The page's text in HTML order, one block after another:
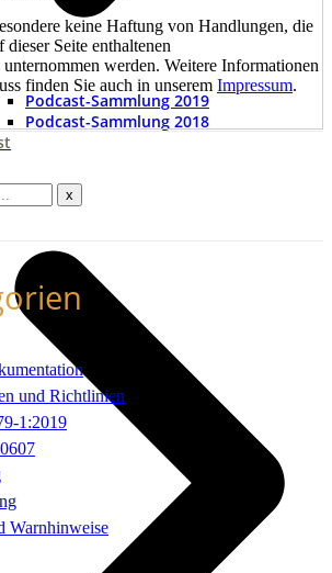
Podcast-Sammlung 2019
Podcast-Sammlung 2018
keine Haftung von Handlungen, die
Seite enthaltenen
werden. Weitere Informationen
finden Sie auch in unserem Impressum.
x
und Richtlinien
1:2019
Warnhinweise